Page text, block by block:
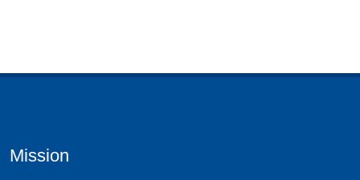
Mission